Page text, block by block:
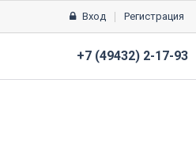
Вход Регистрация
+7 (49432) 2-17-93